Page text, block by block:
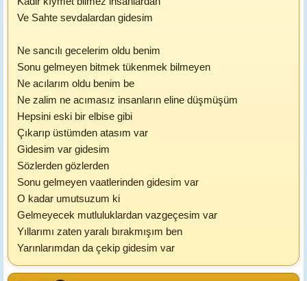
Ve Sahte sevdalardan gidesim
Ne sancılı gecelerim oldu benim
Sonu gelmeyen bitmek tükenmek bilmeyen
Ne acılarım oldu benim be
Ne zalim ne acımasız insanların eline düşmüşüm
Hepsini eski bir elbise gibi
Çıkarıp üstümden atasım var
Gidesim var gidesim
Sözlerden gözlerden
Sonu gelmeyen vaatlerinden gidesim var
O kadar umutsuzum ki
Gelmeyecek mutluluklardan vazgeçesim var
Yıllarımı zaten yaralı bırakmışım ben
Yarınlarımdan da çekip gidesim var